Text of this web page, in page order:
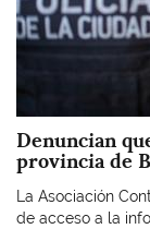
Denuncian
provincia de
La Asociación
de acceso a la